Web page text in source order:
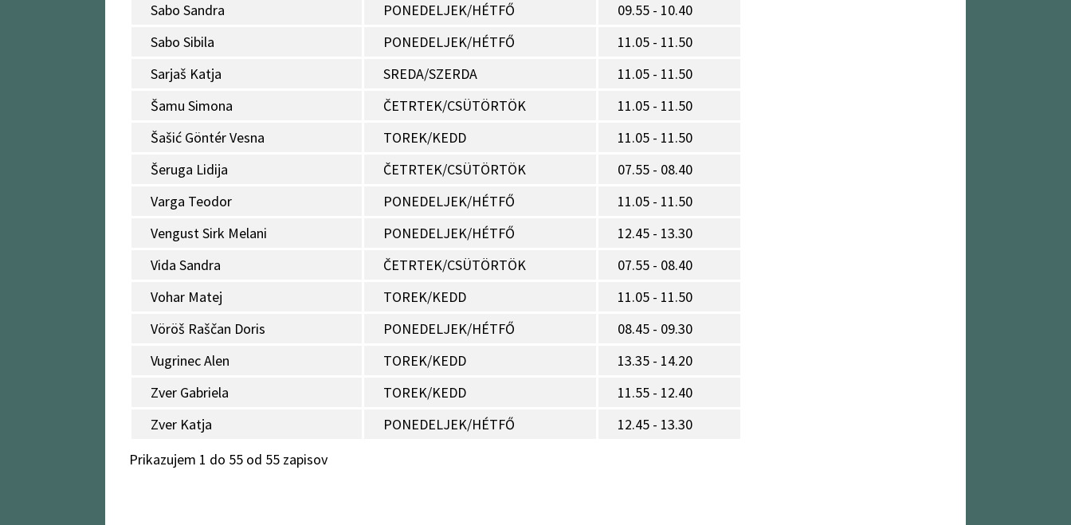
Sabo Sandra
PONEDELJEK/HÉTFŐ
09.55 - 10.40
Sabo Sibila
PONEDELJEK/HÉTFŐ
11.05 - 11.50
Sarjaš Katja
SREDA/SZERDA
11.05 - 11.50
Šamu Simona
ČETRTEK/CSÜTÖRTÖK
11.05 - 11.50
Šašić Göntér Vesna
TOREK/KEDD
11.05 - 11.50
Šeruga Lidija
ČETRTEK/CSÜTÖRTÖK
07.55 - 08.40
Varga Teodor
PONEDELJEK/HÉTFŐ
11.05 - 11.50
Vengust Sirk Melani
PONEDELJEK/HÉTFŐ
12.45 - 13.30
Vida Sandra
ČETRTEK/CSÜTÖRTÖK
07.55 - 08.40
Vohar Matej
TOREK/KEDD
11.05 - 11.50
Vöröš Raščan Doris
PONEDELJEK/HÉTFŐ
08.45 - 09.30
Vugrinec Alen
TOREK/KEDD
13.35 - 14.20
Zver Gabriela
TOREK/KEDD
11.55 - 12.40
Zver Katja
PONEDELJEK/HÉTFŐ
12.45 - 13.30
Prikazujem 1 do 55 od 55 zapisov